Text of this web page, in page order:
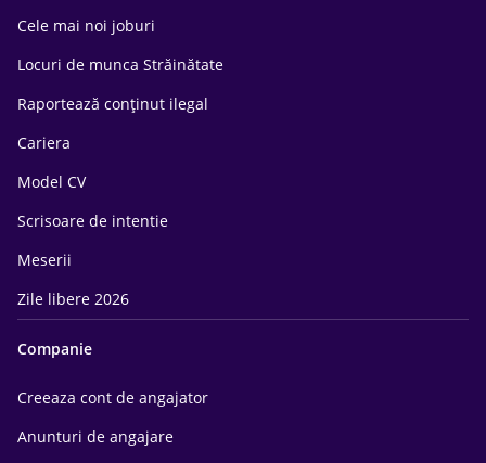
Cele mai noi joburi
Locuri de munca Străinătate
Raportează conținut ilegal
Cariera
Model CV
Scrisoare de intentie
Meserii
Zile libere 2026
Companie
Creeaza cont de angajator
Anunturi de angajare